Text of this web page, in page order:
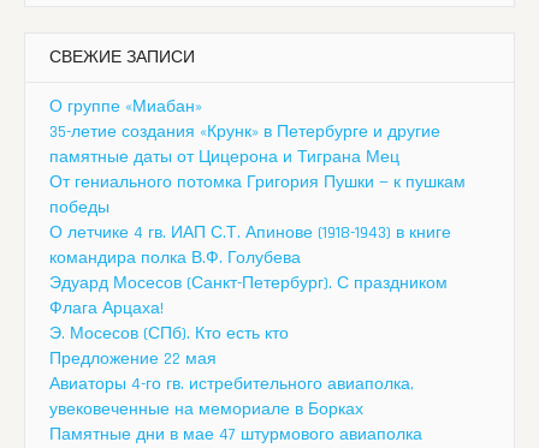
СВЕЖИЕ ЗАПИСИ
О группе «Миабан»
35-летие создания «Крунк» в Петербурге и другие
памятные даты от Цицерона и Тиграна Мец
От гениального потомка Григория Пушки — к пушкам
победы
О летчике 4 гв. ИАП С.Т. Апинове (1918-1943) в книге
командира полка В.Ф. Голубева
Эдуард Мосесов (Санкт-Петербург). С праздником
Флага Арцаха!
Э. Мосесов (СПб). Кто есть кто
Предложение 22 мая
Авиаторы 4-го гв. истребительного авиаполка,
увековеченные на мемориале в Борках
Памятные дни в мае 47 штурмового авиаполка